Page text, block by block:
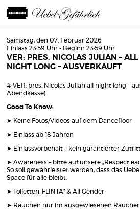
Samstag, den 07. Februar 2026
Einlass 23:59 Uhr - Beginn 23:59 Uhr
VER: PRES. NICOLAS JULIAN – ALL
NIGHT LONG – AUSVERKAUFT
# VER: pres. Nicolas Julian all night long –
Abendkasse)
Good To Know:
➤ Keine Fotos/Videos auf dem Dancefloor
➤ Einlass ab 18 Jahren
➤ Einlassvorbehalt – kein garantierter
➤ Awareness – bitte auf unsere „Respect
So soll gewährleistet werden, dass das
Space für alle bleibt.
➤ Toiletten: FLINTA* & All Gender
➤ Rauchen nur im ausgewiesenen